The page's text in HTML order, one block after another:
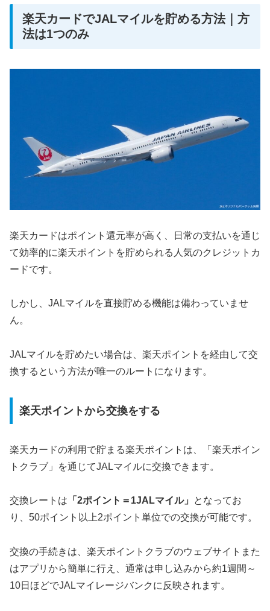
楽天カードでJALマイルを貯める方法｜方
法は1つのみ
楽天カードはポイント還元率が高く、日常の支払いを通じ
て効率的に楽天ポイントを貯められる人気のクレジットカ
ードです。
しかし、JALマイルを直接貯める機能は備わっていませ
ん。
JALマイルを貯めたい場合は、楽天ポイントを経由して交
換するという方法が唯一のルートになります。
楽天ポイントから交換をする
楽天カードの利用で貯まる楽天ポイントは、「楽天ポイン
トクラブ」を通じてJALマイルに交換できます。
交換レートは 「2ポイント＝1JALマイル」
となってお
り、50ポイント以上2ポイント単位での交換が可能です。
交換の手続きは、楽天ポイントクラブのウェブサイトまた
はアプリから簡単に行え、通常は申し込みから約1週間～
10日ほどでJALマイレージバンクに反映されます。